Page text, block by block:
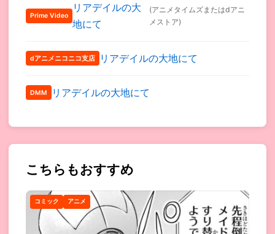
Prime Video
リアデイルの大
地にて
(アニメタイムズまたはdアニ
メストア)
dアニメニコニコ支店 リアデイルの大地にて
DMM リアデイルの大地にて
こちらもおすすめ
コミック アニメ